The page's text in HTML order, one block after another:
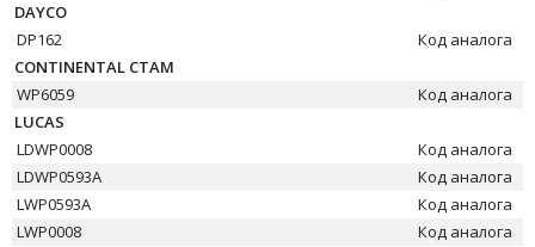
DAYCO
DP162
Код аналога
CONTINENTAL CTAM
WP6059
Код аналога
LUCAS
LDWP0008
Код аналога
LDWP0593A
Код аналога
LWP0593A
Код аналога
LWP0008
Код аналога